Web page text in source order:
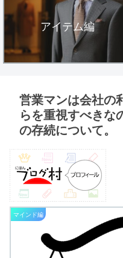
アイテム編
営業マンは会社の
らを重視すべきな
の存続について。
マインド編